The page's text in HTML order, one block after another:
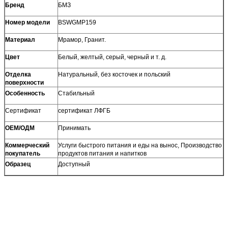
Бренд БМЗ
Номер модели BSWGMP159
Материал Мрамор, Гранит.
Цвет Белый, желтый, серый, черный и т. д.
Отделка
поверхности
Натуральный, без косточек и польский
Особенность Стабильный
Сертификат сертификат ЛФГБ
ОЕМ/ОДМ Принимать
Коммерческий
покупатель
Услуги быстрого питания и еды на вынос, Производство
продуктов питания и напитков
Образец
Доступный